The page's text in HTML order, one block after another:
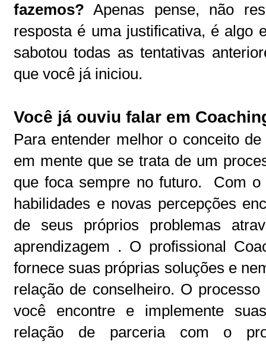
fazemos? Apenas pense, não
resposta é uma justificativa, é algo
sabotou todas as tentativas
que você já iniciou.
Você já ouviu falar em
Para entender melhor o conceito
em mente que se trata de um
que foca sempre no futuro. Com o
habilidades e novas percepções
de seus próprios problemas
aprendizagem . O profissional
fornece suas próprias soluções e
relação de conselheiro. O
você encontre e implemente
relação de parceria com o